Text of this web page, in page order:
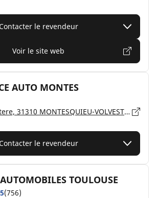
le revendeur
Voir le site web
AUTO MONTES
3 Rue de la Chutere, 31310 MONTESQUIEU-VOLVESTRE
le revendeur
TOULOUSE
(756)